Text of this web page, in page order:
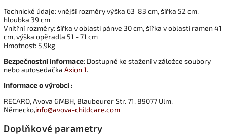
Technické údaje: vnější rozměry výška 63-83 cm, šířka 52 cm,
hloubka 39 cm
Vnitřní rozměry: šířka v oblasti pánve 30 cm, šířka v oblasti ramen 41
cm, výška opěradla 51 - 71 cm
Hmotnost: 5,9kg
Bezpečnostní informace: Dostupné ke stažení v záložce soubory
nebo autosedačka Axion 1.
Informace o výrobci :
RECARO, Avova GMBH, Blaubeurer Str. 71, 89077 Ulm,
Německo,info@avova-childcare.com
Doplňkové parametry